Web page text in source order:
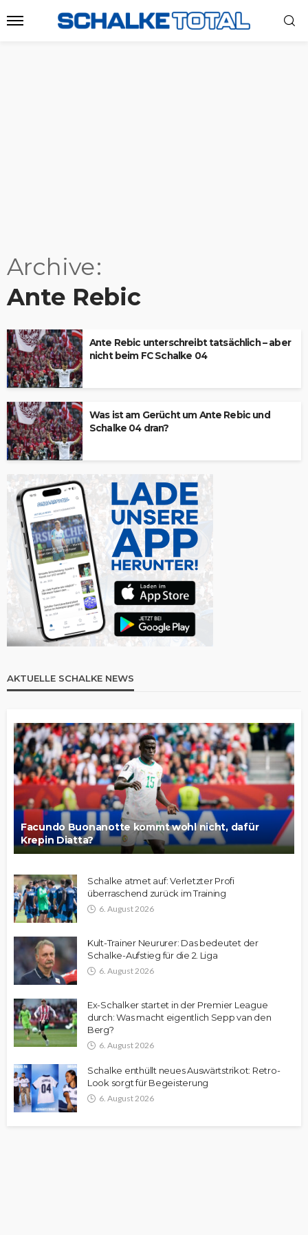
Archive
Ante Rebic
Ante Rebic unterschreibt tatsächlich – aber
nicht beim FC Schalke 04
Was ist am Gerücht um Ante Rebic und
Schalke 04 dran?
AKTUELLE SCHALKE NEWS
Facundo Buonanotte kommt wohl nicht, dafür
Krepin Diatta?
Schalke atmet auf: Verletzter Profi
überraschend zurück im Training
6. August 2026
Kult-Trainer Neururer: Das bedeutet der
Schalke-Aufstieg für die 2. Liga
6. August 2026
Ex-Schalker startet in der Premier League
durch: Was macht eigentlich Sepp van den
Berg?
6. August 2026
Schalke enthüllt neues Auswärtstrikot: Retro-
Look sorgt für Begeisterung
6. August 2026